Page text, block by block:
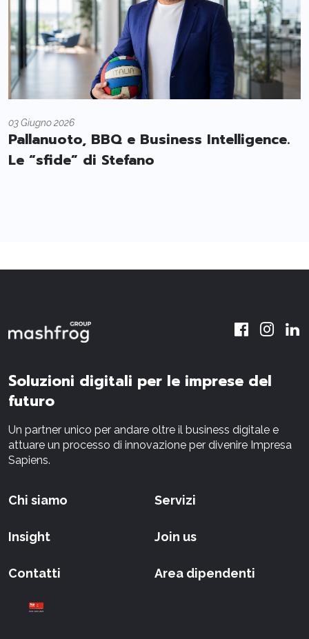
03 Giugno 2026
Pallanuoto, BBQ e Business Intelligence.
Le “sfide” di Stefano
Soluzioni digitali per le imprese del
futuro
Un partner unico per andare oltre il business digitale e
attuare un processo di innovazione per divenire Impresa
Sapiens.
Chi siamo Servizi
Insight Join us
Contatti Area dipendenti